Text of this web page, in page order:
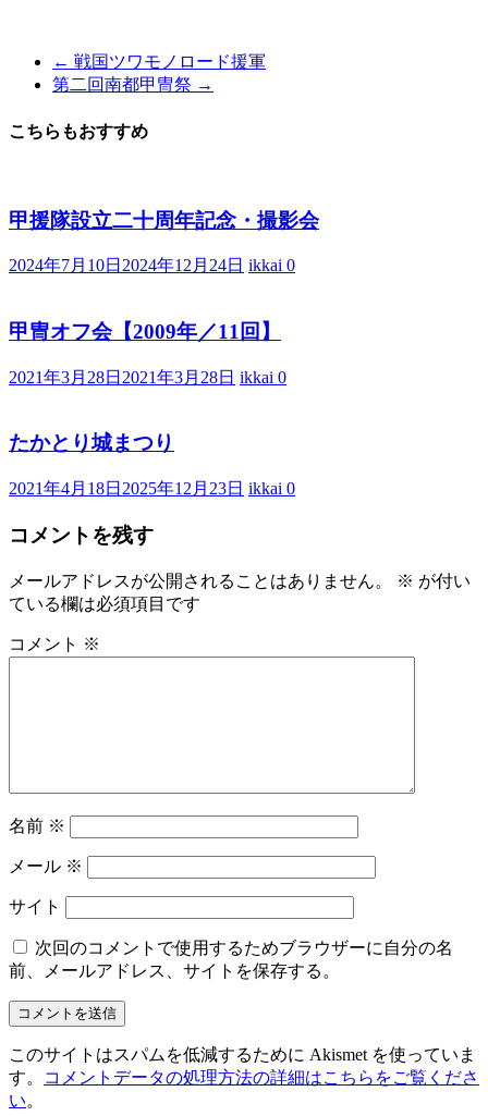
← 戦国ツワモノロード援軍
第二回南都甲冑祭 →
こちらもおすすめ
甲援隊設立二十周年記念・撮影会
2024年7月10日 2024年12月24日 ikkai 0
甲冑オフ会【2009年／11回】
2021年3月28日 2021年3月28日 ikkai 0
たかとり城まつり
2021年4月18日 2025年12月23日 ikkai 0
コメントを残す
メールアドレスが公開されることはありません。 ※ が付い
ている欄は必須項目です
コメント ※
名前 ※
メール ※
サイト
次回のコメントで使用するためブラウザーに自分の名
前、メールアドレス、サイトを保存する。
このサイトはスパムを低減するために Akismet を使っていま
す。
コメントデータの処理方法の詳細はこちらをご覧くださ
い。